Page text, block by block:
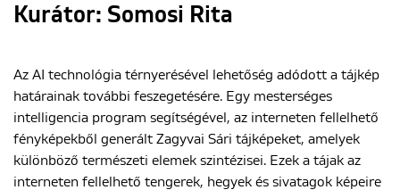
Kurátor: Somosi Rita
Az AI technológia térnyerésével lehetőség adódott a tájkép
határainak további feszegetésére. Egy mesterséges
intelligencia program segítségével, az interneten fellelhető
fényképekből generált Zagyvai Sári tájképeket, amelyek
különböző természeti elemek szintézisei. Ezek a tájak az
interneten fellelhető tengerek, hegyek és sivatagok képeire